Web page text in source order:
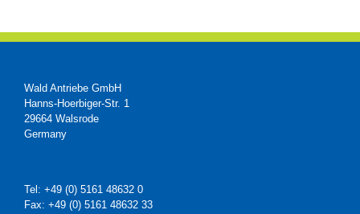
Wald Antriebe GmbH
Hanns-Hoerbiger-Str. 1
29664 Walsrode
Germany
Tel: +49 (0) 5161 48632 0
Fax: +49 (0) 5161 48632 33